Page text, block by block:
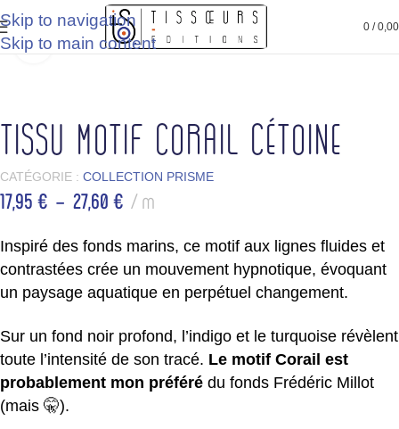
Skip to navigation
Skip to main content
Livraison à partir de 2,20 €* 3 fois sans frais avec
0 /
Agrandir
Tissu motif Corail Cétoine
CATÉGORIE : COLLECTION PRISME
17,95 € – 27,60 € m
Inspiré des fonds marins, ce motif aux lignes fluides et
contrastées crée un mouvement hypnotique, évoquant
un paysage aquatique en perpétuel changement.
Sur un fond noir profond, l’indigo et le turquoise révèlent
toute l’intensité de son tracé. Le motif Corail est
probablement mon préféré du fonds Frédéric Millot
(mais 🤫).